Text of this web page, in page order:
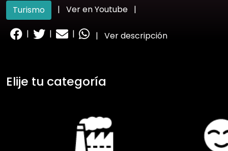
Turismo
| Ver en Youtube |
| | | | Ver descripción
Elije tu categoría